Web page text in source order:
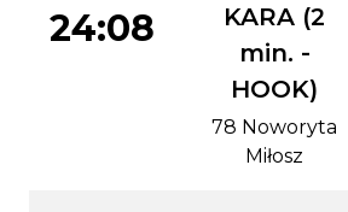
24:08
KARA (2
min. -
HOOK)
78 Noworyta
Miłosz